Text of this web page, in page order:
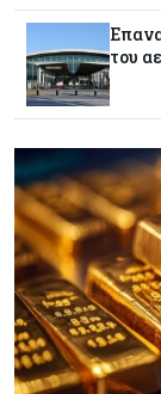
Νέα
στις
του